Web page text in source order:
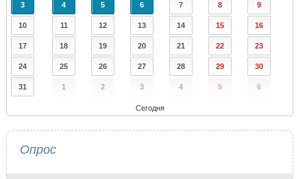
3 4 5 6 7 8 9
10 11 12 13 14 15 16
17 18 19 20 21 22 23
24 25 26 27 28 29 30
31 1 2 3 4 5 6
Сегодня
Опрос